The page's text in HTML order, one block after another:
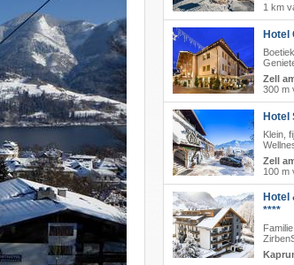
1 km
Hotel
Zell
300 m
Hotel
Klein,
Zell
100 m
Hotel
****